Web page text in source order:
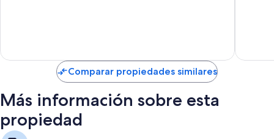
Comparar propiedades similares
Más información sobre esta
propiedad